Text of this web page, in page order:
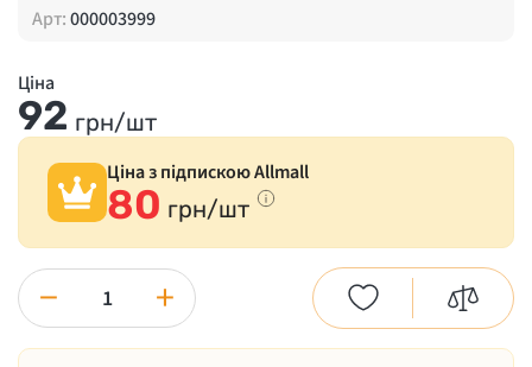
Арт:000003999
Ціна
92 грн/шт
Ціна з підпискою Allmall
80 грн/шт
− +